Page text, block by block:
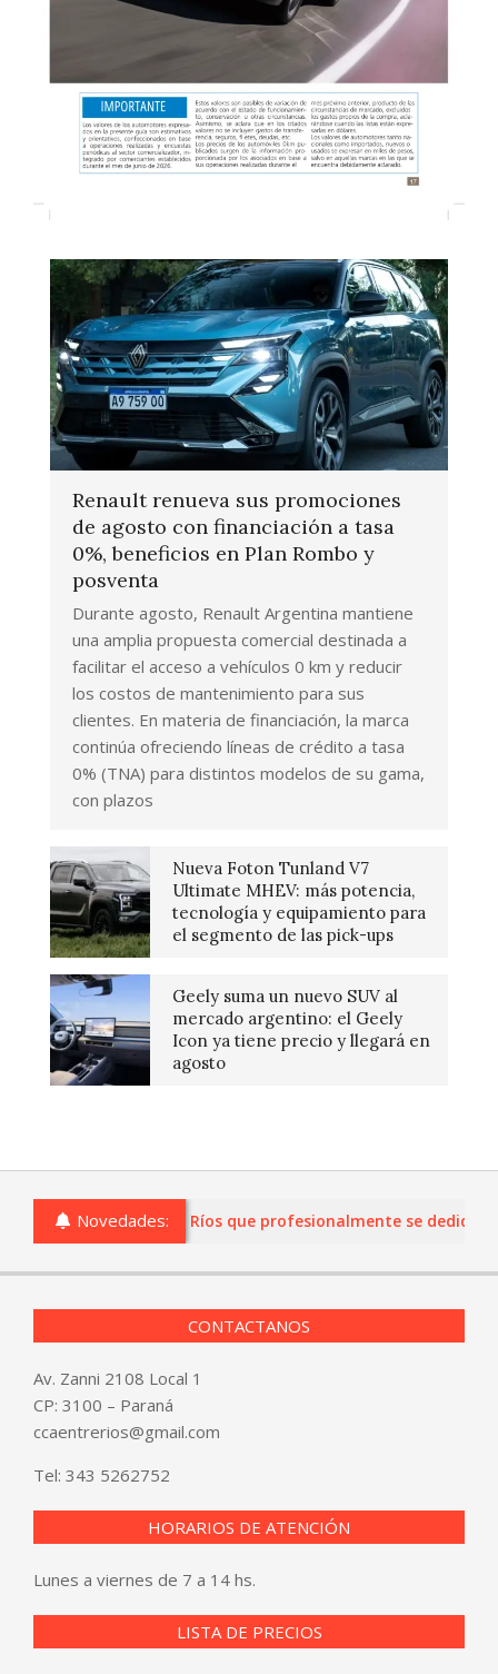
Renault renueva sus promociones
de agosto con financiación a tasa
0%, beneficios en Plan Rombo y
posventa
Durante agosto, Renault Argentina mantiene
una amplia propuesta comercial destinada a
facilitar el acceso a vehículos 0 km y reducir
los costos de mantenimiento para sus
clientes. En materia de financiación, la marca
continúa ofreciendo líneas de crédito a tasa
0% (TNA) para distintos modelos de su gama,
con plazos
Nueva Foton Tunland V7
Ultimate MHEV: más potencia,
tecnología y equipamiento para
el segmento de las pick-ups
Geely suma un nuevo SUV al
mercado argentino: el Geely
Icon ya tiene precio y llegará en
agosto
Novedades:
comercios de Entre Ríos que profesionalmente se dediquen
CONTACTANOS
Av. Zanni 2108 Local 1
CP: 3100 – Paraná
ccaentrerios@gmail.com
Tel: 343 5262752
HORARIOS DE ATENCIÓN
Lunes a viernes de 7 a 14 hs.
LISTA DE PRECIOS